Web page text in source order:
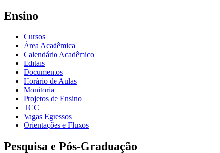
Ensino
Cursos
Área Acadêmica
Calendário Acadêmico
Editais
Documentos
Horário de Aulas
Monitoria
Projetos de Ensino
TCC
Vagas Egressos
Orientações e Fluxos
Pesquisa e Pós-Graduação